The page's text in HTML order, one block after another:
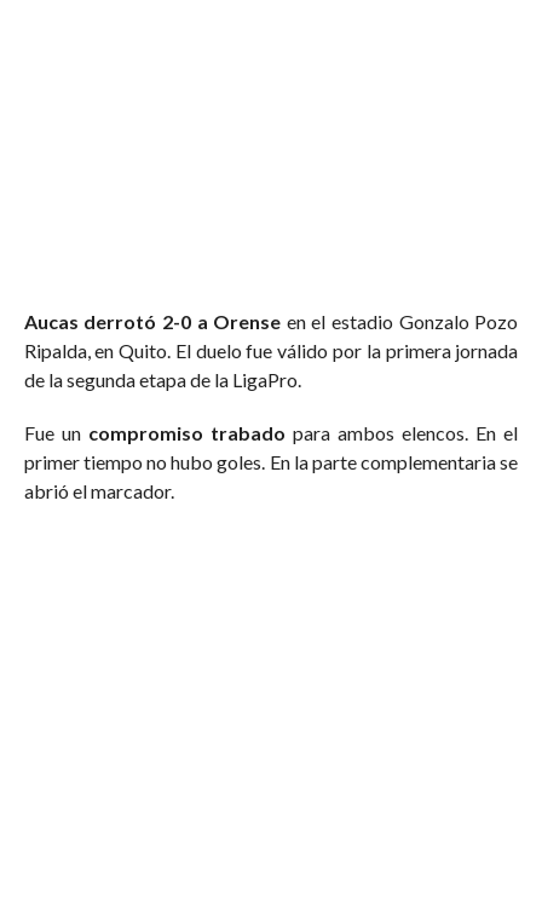
Aucas derrotó 2-0 a Orense en el estadio Gonzalo Pozo
Ripalda, en Quito. El duelo fue válido por la primera jornada
de la segunda etapa de la LigaPro.
Fue un compromiso trabado para ambos elencos. En el
primer tiempo no hubo goles. En la parte complementaria se
abrió el marcador.